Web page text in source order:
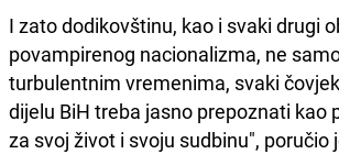
I zato dodikovštinu, kao i svaki drugi
povampirenog nacionalizma, ne
turbulentnim vremenima, svaki
dijelu BiH treba jasno prepoznati kao
za svoj život i svoju sudbinu", poručio